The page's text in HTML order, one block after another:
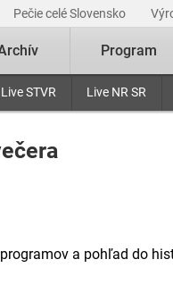
Pečie celé Slovensko
Live STVR Live NR SR
Program
a pohľad do